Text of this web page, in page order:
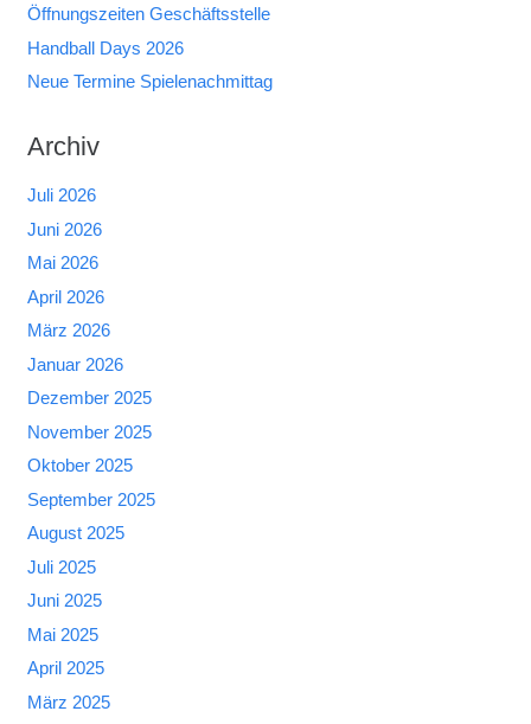
Öffnungszeiten Geschäftsstelle
Handball Days 2026
Neue Termine Spielenachmittag
Archiv
Juli 2026
Juni 2026
Mai 2026
April 2026
März 2026
Januar 2026
Dezember 2025
November 2025
Oktober 2025
September 2025
August 2025
Juli 2025
Juni 2025
Mai 2025
April 2025
März 2025